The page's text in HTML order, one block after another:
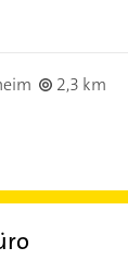
2,3 km